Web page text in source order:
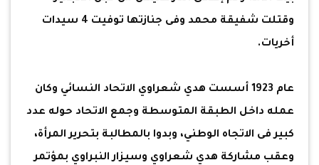
وقتلت شفيقة محمد وفى جنازتها توفيت 4 سيدات
أخريات.
عام 1923 أسست هدي شعراوي الاتحاد النسائي وكان
عمله داخل الطبقة المتوسطة وجمع الاتحاد حوله عدد
كبير فى الاتجاه الوطني، وبدوا بالمطالبة بتحرير المرأة،
وعقب مشاركة هدي شعراوي وسيزار النبراوي بمؤتمر